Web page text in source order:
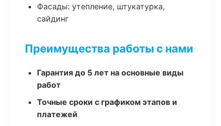
Фасады: утепление, штукатурка,
сайдинг
Преимущества работы с нами
Гарантия до 5 лет на основные виды
работ
Точные сроки с графиком этапов и
платежей